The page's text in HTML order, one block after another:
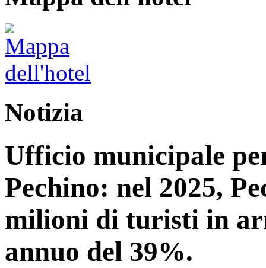
Notizia
Ufficio municipale
Pechino: nel 2025,
milioni di turisti in
annuo del 39%.